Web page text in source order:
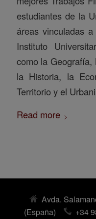
estudiantes de la
áreas vinculadas
Instituto
como la Geografía,
la Historia, la
Territorio y el
Read more
Avda.
(España)
+34